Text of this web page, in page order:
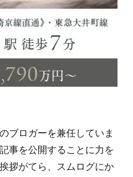
ブロガーを兼任していま
事を公開することに力を
拶がてら、スムログにか